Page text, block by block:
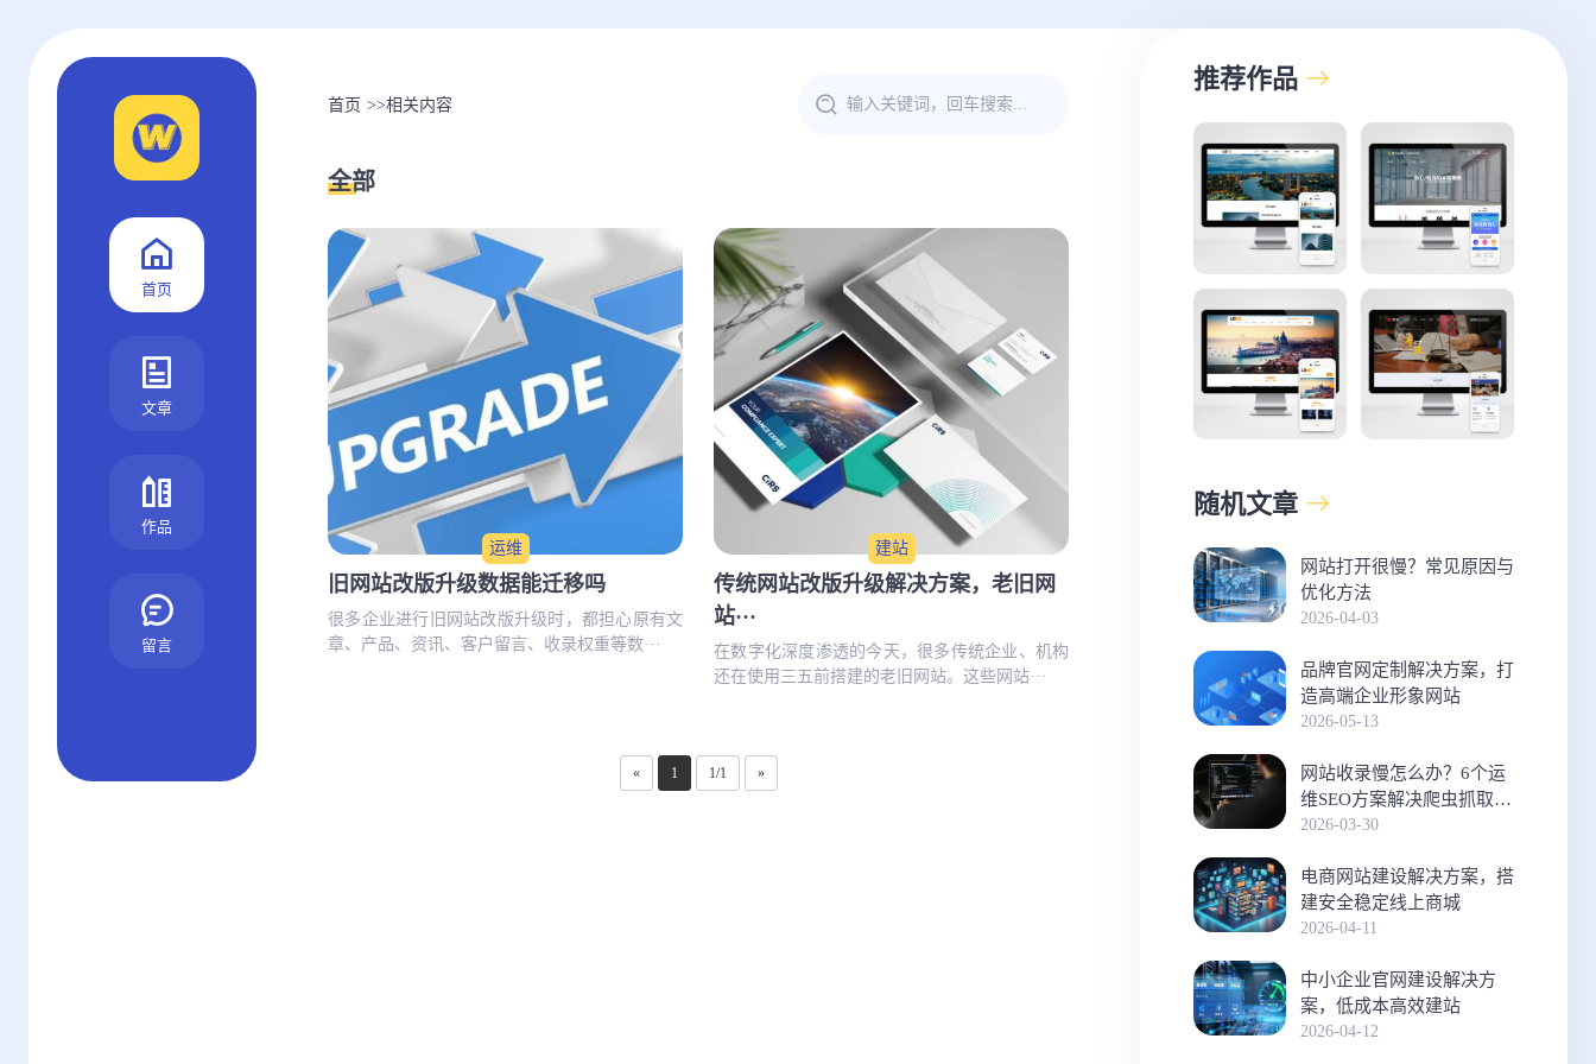
首页
文章
作品
留言
首页 >>相关内容
全部
运维
旧网站改版升级数据能迁移吗
很多企业进行旧网站改版升级时，都担心原有文
章、产品、资讯、客户留言、收录权重等数···
建站
传统网站改版升级解决方案，老旧网
站···
在数字化深度渗透的今天，很多传统企业、机构
还在使用三五前搭建的老旧网站。这些网站···
« 1 1/1 »
推荐作品
随机文章
网站打开很慢？常见原因与
优化方法
2026-04-03
品牌官网定制解决方案，打
造高端企业形象网站
2026-05-13
网站收录慢怎么办？6个运
维SEO方案解决爬虫抓取难
题
2026-03-30
电商网站建设解决方案，搭
建安全稳定线上商城
2026-04-11
中小企业官网建设解决方
案，低成本高效建站
2026-04-12